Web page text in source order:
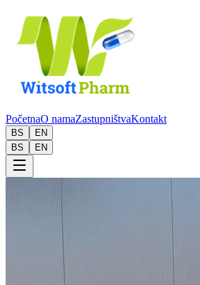
PočetnaO namaZastupništvaKontakt
BS
EN
BS
EN